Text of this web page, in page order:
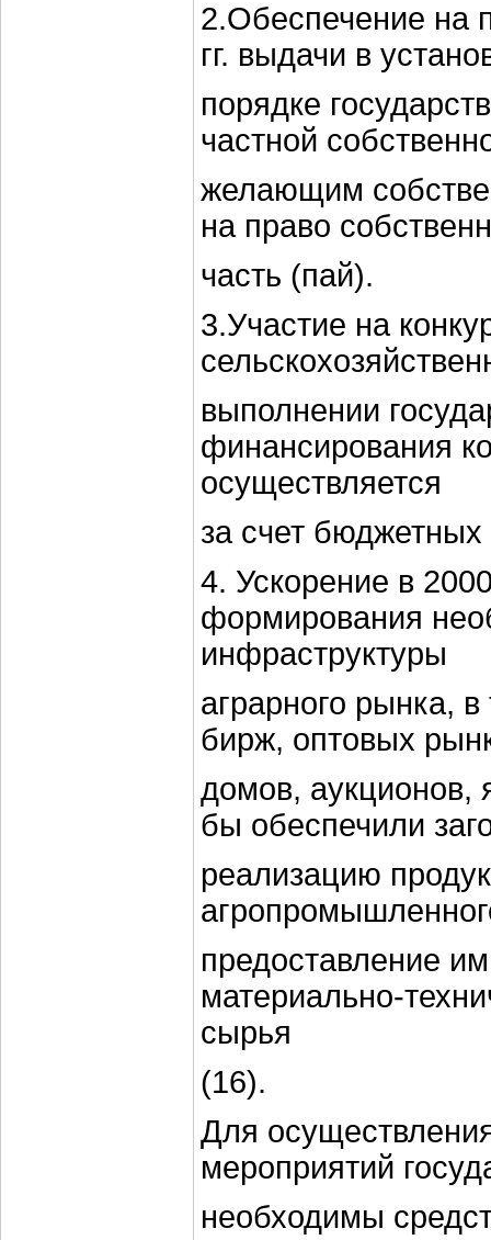
2.Обеспечение на
гг. выдачи в
порядке
частной
желающим
на право
часть (пай).
3.Участие на
выполнении
финансирования
осуществляется
за счет бюджетных
4. Ускорение в
формирования
инфраструктуры
аграрного рынка,
бирж, оптовых
домов, аукционов,
бы обеспечили
реализацию
предоставление
материально-
сырья
(16).
Для
мероприятий
необходимы